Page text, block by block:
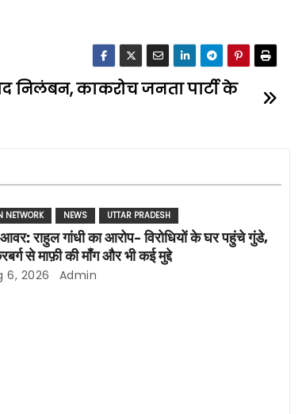
निलंबन, काकरोच जनता पार्टी के
NETWORK NEWS UTTAR PRADESH
राहुल गांधी का आरोप- विरोधियों के घर पहुंचे गुंडे,
से माफ़ी की माँग और भी कई मुद्दे
6, 2026 Admin